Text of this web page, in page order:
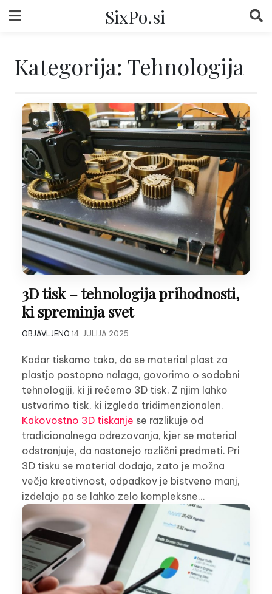
to
SixPo.si
Kategorija: Tehnologija
3D tisk – tehnologija prihodnosti,
ki spreminja svet
OBJAVLJENO 14. JULIJA 2025
Kadar tiskamo tako, da se material plast za
plastjo postopno nalaga, govorimo o sodobni
tehnologiji, ki ji rečemo 3D tisk. Z njim lahko
ustvarimo tisk, ki izgleda tridimenzionalen.
Kakovostno 3D tiskanje se razlikuje od
tradicionalnega odrezovanja, kjer se material
odstranjuje, da nastanejo različni predmeti. Pri
3D tisku se material dodaja, zato je možna
večja kreativnost, odpadkov je bistveno manj,
izdelajo pa se lahko zelo kompleksne…